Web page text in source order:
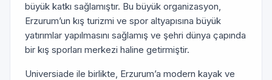
büyük katkı sağlamıştır. Bu büyük organizasyon,
Erzurum’un kış turizmi ve spor altyapısına büyük
yatırımlar yapılmasını sağlamış ve şehri dünya çapında
bir kış sporları merkezi haline getirmiştir.
Universiade ile birlikte, Erzurum’a modern kayak ve